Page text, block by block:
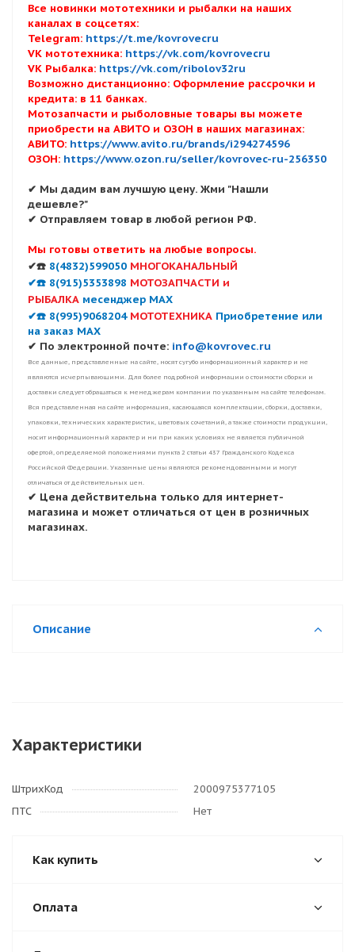
Все новинки мототехники и рыбалки на наших
каналах в соцсетях:
Telegram: https://t.me/kovrovecru
VK мототехника: https://vk.com/kovrovecru
VK Рыбалка: https://vk.com/ribolov32ru
Возможно дистанционно: Оформление рассрочки и
кредита: в 11 банках.
Мотозапчасти и рыболовные товары вы можете
приобрести на АВИТО и ОЗОН в наших магазинах:
АВИТО: https://www.avito.ru/brands/i294274596
ОЗОН: https://www.ozon.ru/seller/kovrovec-ru-256350
✔ Мы дадим вам лучшую цену. Жми "Нашли
дешевле?"
✔ Отправляем товар в любой регион РФ.
Мы готовы ответить на любые вопросы.
✔☎️ 8(4832)599050 МНОГОКАНАЛЬНЫЙ
✔☎️ 8(915)5353898 МОТОЗАПЧАСТИ и
РЫБАЛКА месенджер MAX
✔☎️ 8(995)9068204 МОТОТЕХНИКА Приобретение или
на заказ MAX
✔ По электронной почте: info@kovrovec.ru
Все данные, представленные на сайте, носят сугубо информационный характер и не
являются исчерпывающими. Для более подробной информации о стоимости сборки и
доставки следует обращаться к менеджерам компании по указанным на сайте телефонам.
Вся представленная на сайте информация, касающаяся комплектации, сборки, доставки,
упаковки, технических характеристик, цветовых сочетаний, а также стоимости продукции,
носит информационный характер и ни при каких условиях не является публичной
офертой, определяемой положениями пункта 2 статьи 437 Гражданского Кодекса
Российской Федерации. Указанные цены являются рекомендованными и могут
отличаться от действительных цен.
✔ Цена действительна только для интернет-
магазина и может отличаться от цен в розничных
магазинах.
Описание
Характеристики
ШтрихКод
2000975377105
ПТС
Нет
Как купить
Оплата